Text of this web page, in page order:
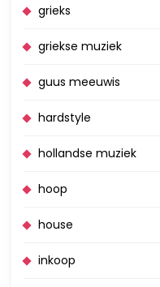
grieks
griekse muziek
guus meeuwis
hardstyle
hollandse muziek
hoop
house
inkoop